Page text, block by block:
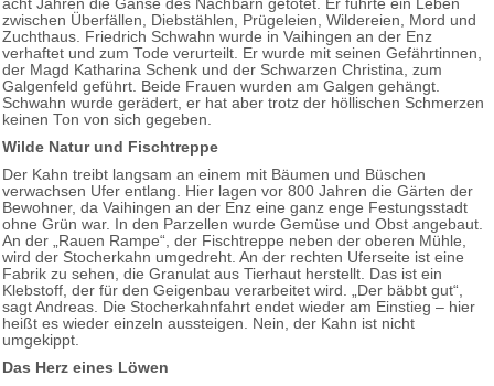
acht Jahren die Gänse des Nachbarn getötet. Er führte ein Leben
zwischen Überfällen, Diebstählen, Prügeleien, Wildereien, Mord und
Zuchthaus. Friedrich Schwahn wurde in Vaihingen an der Enz
verhaftet und zum Tode verurteilt. Er wurde mit seinen Gefährtinnen,
der Magd Katharina Schenk und der Schwarzen Christina, zum
Galgenfeld geführt. Beide Frauen wurden am Galgen gehängt.
Schwahn wurde gerädert, er hat aber trotz der höllischen Schmerzen
keinen Ton von sich gegeben.
Wilde Natur und Fischtreppe
Der Kahn treibt langsam an einem mit Bäumen und Büschen
verwachsen Ufer entlang. Hier lagen vor 800 Jahren die Gärten der
Bewohner, da Vaihingen an der Enz eine ganz enge Festungsstadt
ohne Grün war. In den Parzellen wurde Gemüse und Obst angebaut.
An der „Rauen Rampe“, der Fischtreppe neben der oberen Mühle,
wird der Stocherkahn umgedreht. An der rechten Uferseite ist eine
Fabrik zu sehen, die Granulat aus Tierhaut herstellt. Das ist ein
Klebstoff, der für den Geigenbau verarbeitet wird. „Der bäbbt gut“,
sagt Andreas. Die Stocherkahnfahrt endet wieder am Einstieg – hier
heißt es wieder einzeln aussteigen. Nein, der Kahn ist nicht
umgekippt.
Das Herz eines Löwen